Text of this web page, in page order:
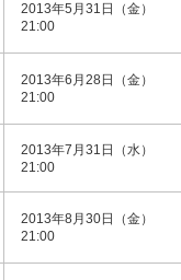
2013年5月31日（金）
21:00
2013年6月28日（金）
21:00
2013年7月31日（水）
21:00
2013年8月30日（金）
21:00